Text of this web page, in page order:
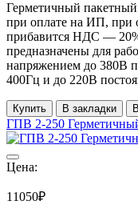
Герметичный
при оплате на ИП, при
прибавится НДС ―
предназначены для
напряжением до 380В
400Гц и до 220В
Купить В закладки
ГПВ 2-250
Цена:
11050₽